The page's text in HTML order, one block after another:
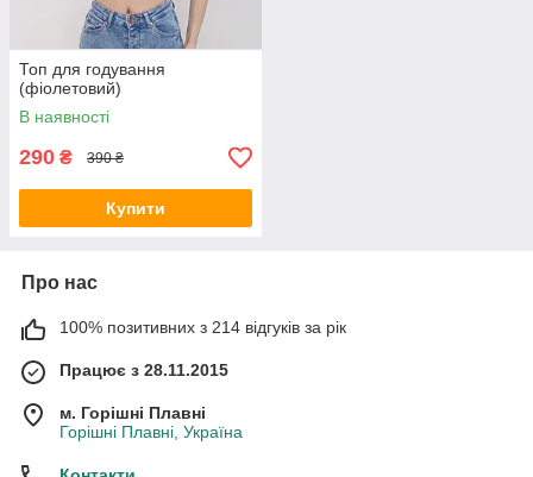
Топ для годування
(фіолетовий)
В наявності
290 ₴ 390 ₴
Купити
Про нас
100% позитивних з 214 відгуків за рік
Працює з 28.11.2015
м. Горішні Плавні
Горішні Плавні, Україна